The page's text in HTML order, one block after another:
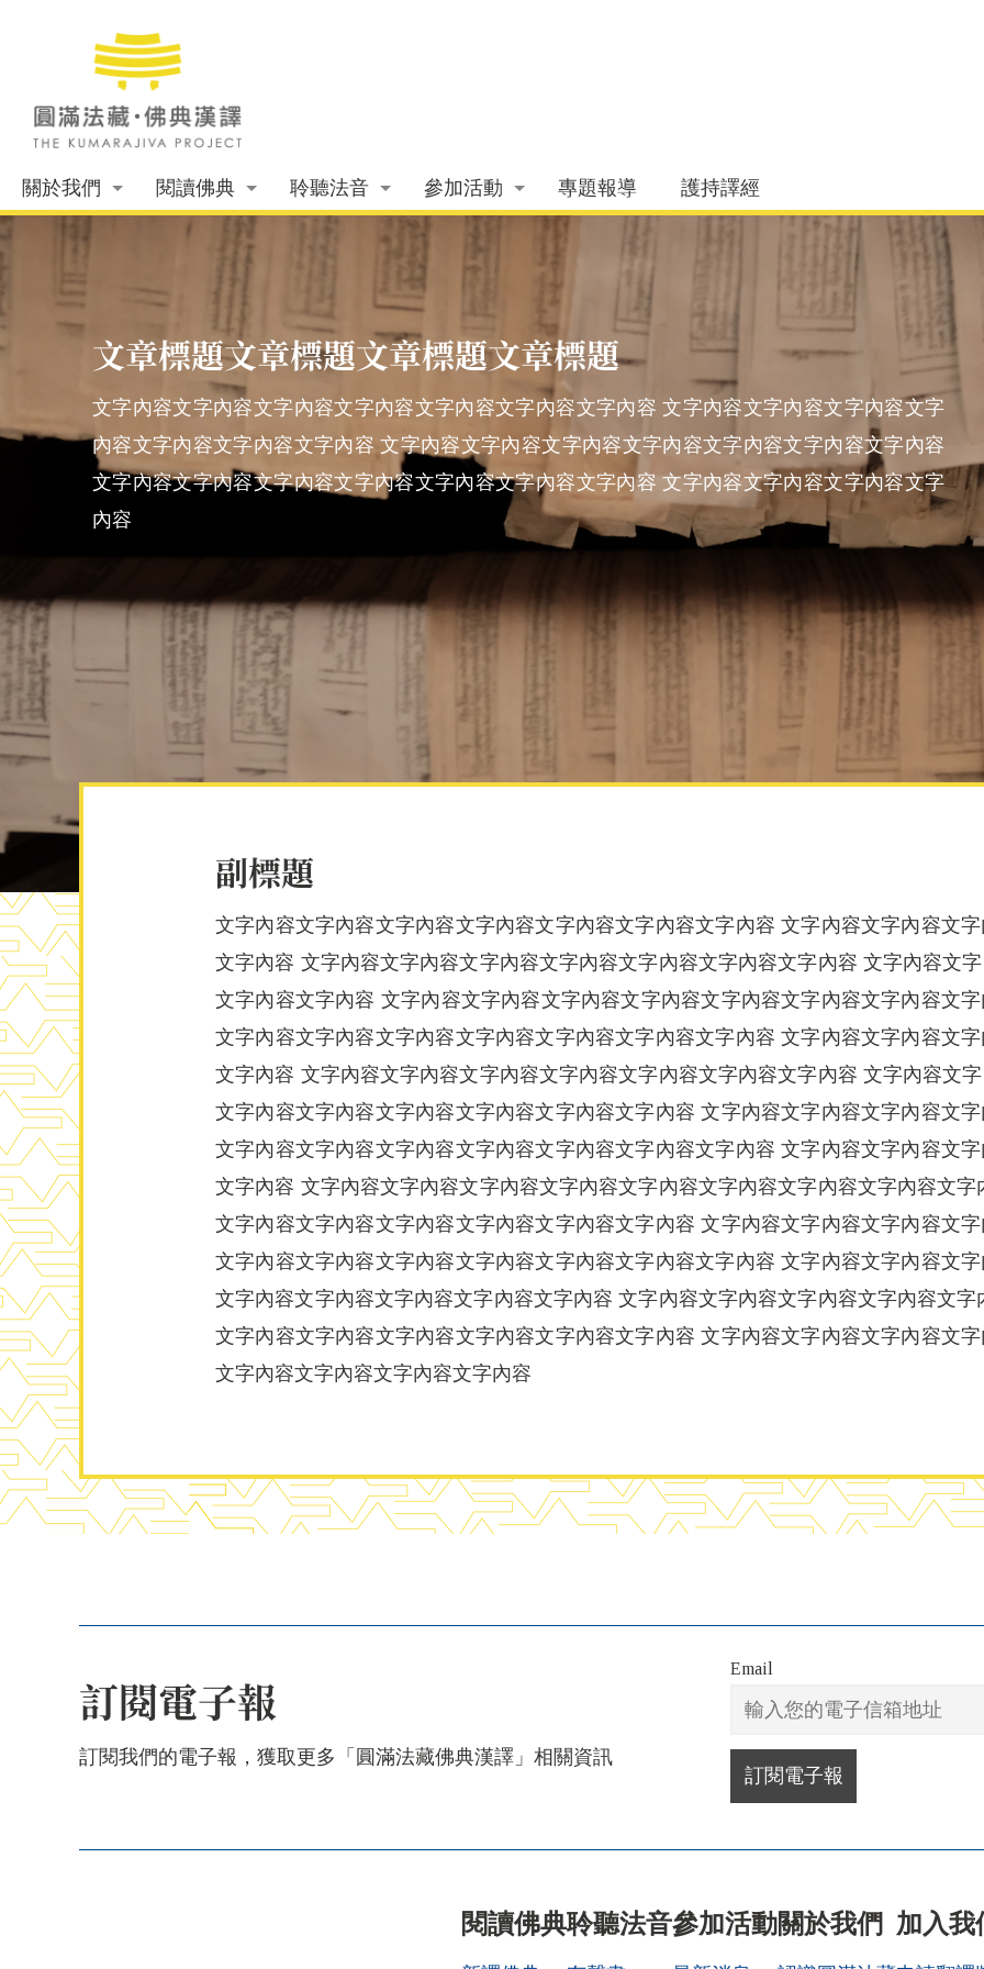
關於我們 閱讀佛典 聆聽法音 參加活動 專題報導 護持譯經
文章標題文章標題文章標題文章標題
文字內容文字內容文字內容文字內容文字內容文字內容文字內容 文字內容文字內容文字內容文字
內容文字內容文字內容文字內容 文字內容文字內容文字內容文字內容文字內容文字內容文字內容
文字內容文字內容文字內容文字內容文字內容文字內容文字內容 文字內容文字內容文字內容文字
內容
副標題
文字內容文字內容文字內容文字內容文字內容文字內容文字內容 文字內容文字內容文
文字內容 文字內容文字內容文字內容文字內容文字內容文字內容文字內容 文字內容文
文字內容文字內容 文字內容文字內容文字內容文字內容文字內容文字內容文字內容文
文字內容文字內容文字內容文字內容文字內容文字內容文字內容 文字內容文字內容文
文字內容 文字內容文字內容文字內容文字內容文字內容文字內容文字內容 文字內容文
文字內容文字內容文字內容文字內容文字內容文字內容 文字內容文字內容文字內容文
文字內容文字內容文字內容文字內容文字內容文字內容文字內容 文字內容文字內容文
文字內容 文字內容文字內容文字內容文字內容文字內容文字內容文字內容文字內容文
文字內容文字內容文字內容文字內容文字內容文字內容 文字內容文字內容文字內容文
文字內容文字內容文字內容文字內容文字內容文字內容文字內容 文字內容文字內容文
文字內容文字內容文字內容文字內容文字內容 文字內容文字內容文字內容文字內容文
文字內容文字內容文字內容文字內容文字內容文字內容 文字內容文字內容文字內容文
文字內容文字內容文字內容文字內容
訂閱電子報
訂閱我們的電子報，獲取更多「圓滿法藏佛典漢譯」相關資訊
Email
閱讀佛典聆聽法音參加活動關於我們 加入我